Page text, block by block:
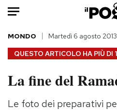
HOME
Italia
QUESTO ARTICOLO HA PIÙ DI
MONDO Martedì 6 agosto 2013
La fine del
Le foto dei preparativi